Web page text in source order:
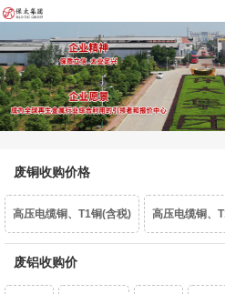
废铜收购价格
高压电缆铜、T1铜(含税) 高压电缆铜、
单线光亮铜
废铝收购价